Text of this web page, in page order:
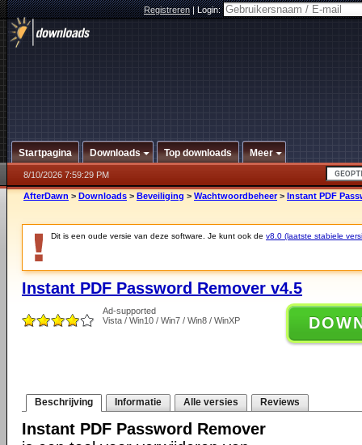
Registreren|Login:
Startpagina Downloads Top downloads Meer
8/10/2026 7:59:29 PM
AfterDawn > Downloads > Beveiliging > Wachtwoordbeheer > Instant PDF
Dit is een oude versie van deze software. Je kunt ook de v8.0 (laatste stabiele
Instant PDF Password Remover v4.5
Ad-supported
Vista / Win10 / Win7 / Win8 / WinXP
Beschrijving Informatie Alle versies Reviews
Instant PDF Password Remover